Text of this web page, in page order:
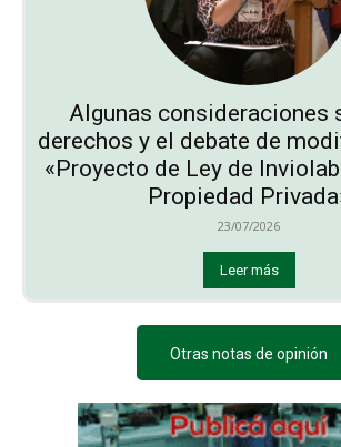
Algunas consideraciones
derechos y el debate de
«Proyecto de Ley de
Propiedad
23/07/2026
Leer más
Otras notas de opinión